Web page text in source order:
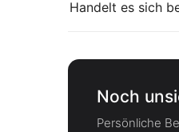
Handelt es sich
Noch
Persönliche